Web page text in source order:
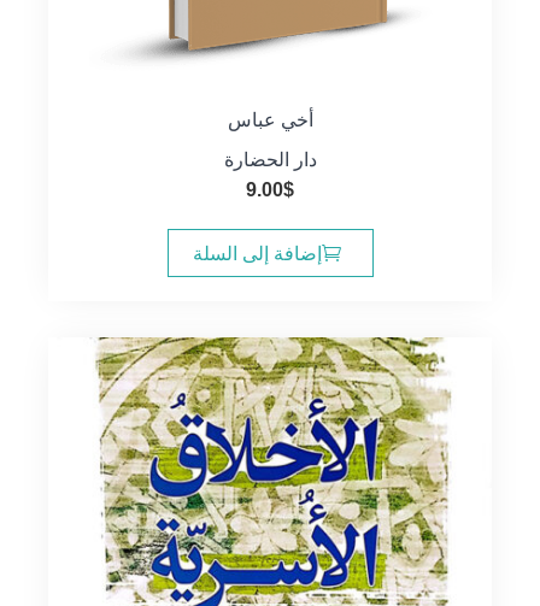
أخي عباس
دار الحضارة
9.00$
إضافة إلى السلة